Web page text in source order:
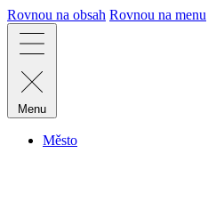
Rovnou na obsah Rovnou na menu
Menu
Město